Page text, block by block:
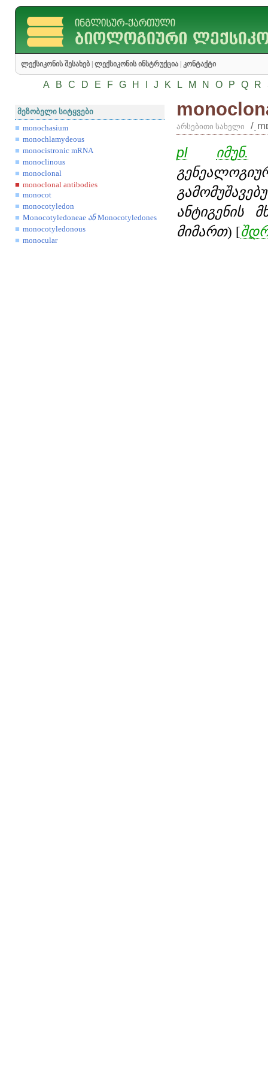
ლექსიკონის შესახებ ლექსიკონის ინსტრუქცია კონტაქტი
A B C D E F G H J K L M N O P Q R
მეზობელი სიტყვები
monochasium
monochlamydeous
monocistronic mRNA
monoclinous
monoclonal
monoclonal antibodies
monocot
monocotyledon
Monocotyledoneae ან Monocotyledones
monocotyledonous
monocular
არსებითი სახელი /
pl იმუნ.
ანტიგენის
მიმართ) [